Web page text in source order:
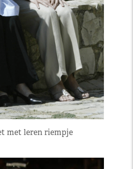
met leren riempje